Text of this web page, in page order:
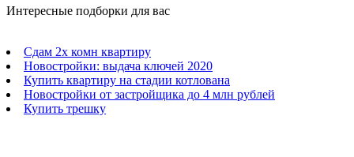
Интересные подборки для вас
Сдам 2х комн квартиру
Новостройки: выдача ключей 2020
Купить квартиру на стадии котлована
Новостройки от застройщика до 4 млн рублей
Купить трешку